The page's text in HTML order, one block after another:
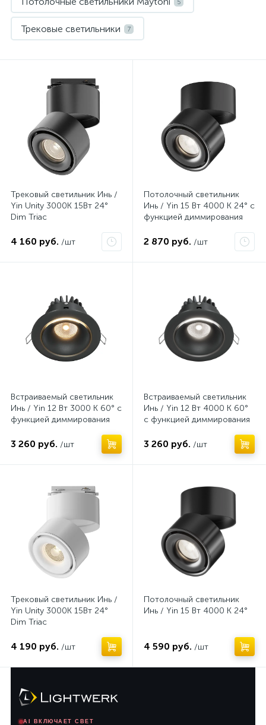
5
Трековые светильники 7
Трековый светильник Инь /
Yin Unity 3000K 15Вт 24°
Dim Triac
4 160 руб. /шт
Потолочный светильник
Инь / Yin 15 Вт 4000 К 24° с
функцией диммирования
2 870 руб. /шт
Встраиваемый светильник
Инь / Yin 12 Вт 3000 К 60° с
функцией диммирования
3 260 руб. /шт
Встраиваемый светильник
Инь / Yin 12 Вт 4000 К 60°
с функцией диммирования
3 260 руб. /шт
Трековый светильник Инь /
Yin Unity 3000K 15Вт 24°
Dim Triac
4 190 руб. /шт
Потолочный светильник
Инь / Yin 15 Вт 4000 К 24°
4 590 руб. /шт
AI ВКЛЮЧАЕТ СВЕТ